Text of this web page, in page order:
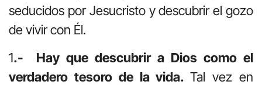
seducidos por Jesucristo y descubrir el gozo
de vivir con Él.
1.- Hay que descubrir a Dios como el
verdadero tesoro de la vida.Tal vez en